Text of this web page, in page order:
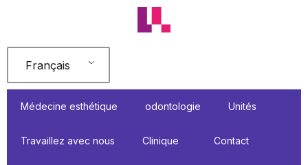
contenu
Français
Médecine esthétique odontologie Unités
Travaillez avec nous Clinique Contact